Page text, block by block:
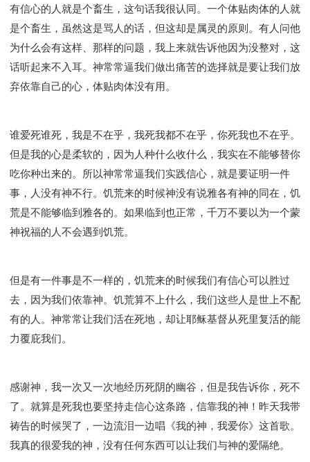
有信心的人就是个畜生，这句话我很认同。一个体贴肉体的人就
是个畜生，虽然这是骂人的话，但这却是属灵的原则。有人问他
为什么会有这样、那样的问题，我上来就告诉他因为没整对，这
话听起来不入耳。神常常逼我们做出痛苦的选择就是要让我们放
弃依靠自己的心，体贴肉体没有用。
谁爱死谁死，我是不在乎，我死我都不在乎，你死我也不在乎。
但是我的心是柔软的，因为人种什么收什么，我实在不能够替你
吃你种出来的。所以神常常逼我们实践信心，就是要证明一件
事，人没有神不行。饥荒来的时候神没有说雅各有神的同在，饥
荒是不能够临到雅各的。如果临到也正常，千万不要以为一个蒙
神祝福的人不会遇到饥荒。
但是有一件事是不一样的，饥荒来的时候我们有信心可以胜过
去，因为我们依靠神。饥荒算不上什么，我们这些人是世上不配
有的人。神常常让我们活在死地，却让耶稣基督从死里复活的能
力覆庇我们。
感谢神，我一次又一次地经历死阴的幽谷，但是我告诉你，死不
了。就算是死我也要坚持走信心这条路，信靠我的神！昨天我带
祷告的时候哭了，一边流泪一边唱《我的神，我爱你》这首歌。
我真的很爱我的神，没有任何东西可以让我们与神的爱隔绝。